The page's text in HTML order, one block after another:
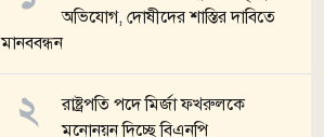
অভিযোগ, দোষীদের শাস্তির দাবিতে
মানববন্ধন
রাষ্ট্রপতি পদে মির্জা ফখরুলকে
মনোনয়ন দিচ্ছে বিএনপি